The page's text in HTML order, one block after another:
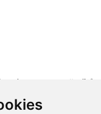
z prostředků
for the Future